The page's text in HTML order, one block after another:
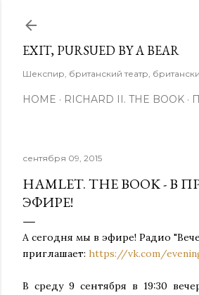
EXIT, PURSUED BY A BEAR
Шекспир, британский театр,
HOME RICHARD II. THE BOOK
сентября 09, 2015
HAMLET. THE BOOK - В
ЭФИРЕ!
А сегодня мы в эфире! Радио
приглашает: https://vk.com/
В среду 9 сентября в 19:30